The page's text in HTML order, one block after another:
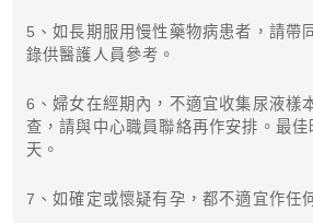
5、如長期服用慢性藥物病患者，請帶
錄供醫護人員參考。
6、婦女在經期內，不適宜收集尿液樣
查，請與中心職員聯絡再作安排。最
天。
7、如確定或懷疑有孕，都不適宜作任